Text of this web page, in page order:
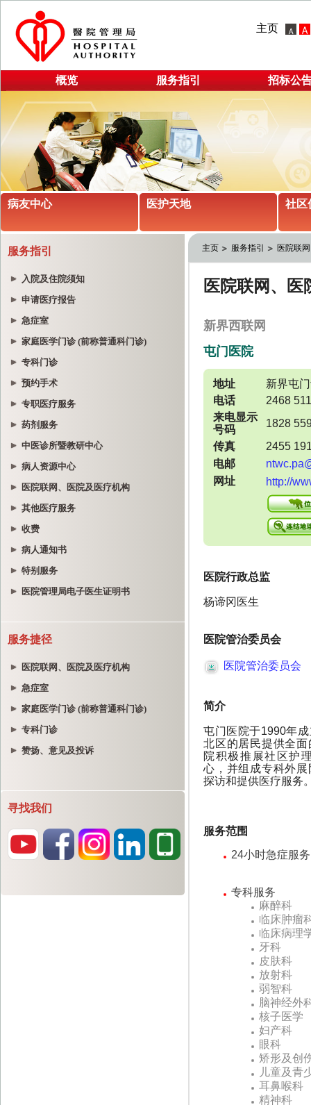
主页
概览 服务指引 招标公
病友中心 医护天地 社区
服务指引
入院及住院须知
申请医疗报告
急症室
家庭医学门诊 (前称普通科门诊)
专科门诊
预约手术
专职医疗服务
药剂服务
中医诊所暨教研中心
病人资源中心
医院联网、医院及医疗机构
其他医疗服务
收费
病人通知书
特别服务
医院管理局电子医生证明书
服务捷径
医院联网、医院及医疗机构
急症室
家庭医学门诊 (前称普通科门诊)
专科门诊
赞扬、意见及投诉
寻找我们
主页 服务指引 医院联